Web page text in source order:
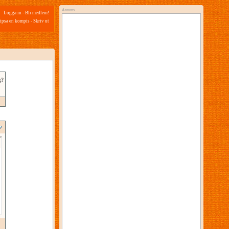
Logga in - Bli medlem!
en kompis - Skriv ut
Annons